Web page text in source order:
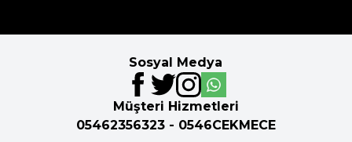
Sosyal Medya
Müşteri Hizmetleri
05462356323 - 0546CEKMECE